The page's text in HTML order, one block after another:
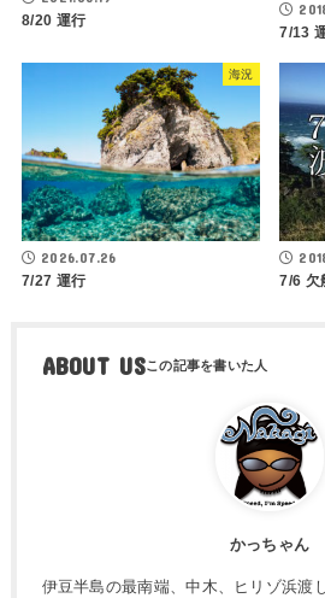
8/20 運行
7/13
海況
2026.07.26
7/27 運行 7/6 欠
ABOUT US
かっちゃん
伊豆半島の最南端、中木、ヒリゾ浜渡